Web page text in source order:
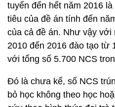
tuyển đến hết năm 2016
tiêu của đề án tính đến
của cả đề án. Như vậy với
2010 đến 2016 đào tạo từ
với tổng số 5.700 NCS
Đó là chưa kể, số NCS
bỏ học không theo học